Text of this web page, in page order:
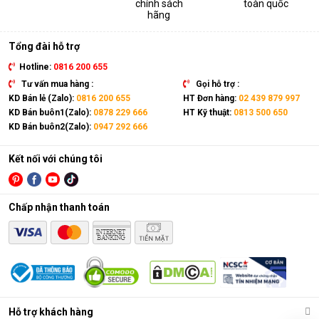
thiết bị. Sản phẩm có kích thước gọn nhẹ, kết hợp cùng bánh
xe và tay cầm nên có thể dễ dàng di chuyển tới mọi vị trí trong
Điều hòa di động là gì?
Các chức năng chính của máy bao gồm: Làm lạnh, quạt gió,
chính sách
hãng
toàn quốc
Tổng đài hỗ trợ
Hotline: 0816 200 655
Tư vấn mua hàng :
KD Bán lẻ (Zalo): 0816 200 655
KD Bán buôn1(Zalo): 0878 229 666
KD Bán buôn2(Zalo): 0947 292 666
Gọi hỗ trợ :
HT Đơn hàng: 02 439 879 997
HT Kỹ thuật: 0813 500 650
Hỗ trợ khách hàng
Kết nối với chúng tôi
Chấp nhận thanh toán